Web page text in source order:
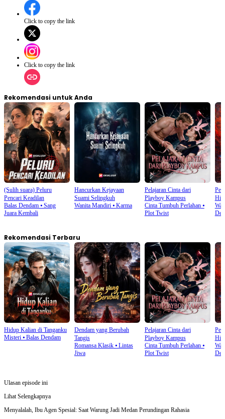
menculik putrinya dan mengancamnya. Angel sekarang harus menghadapi masa lalunya
dan melindungi Grace dari bahaya yang akan datang yang mengancam akan
menghancurkan hidup mereka. Episode 1:Jenderal Nadine mengunjungi Angel, agen
spesial yang sudah pensiun, untuk meminta bantuannya dalam situasi tidak aman di
perbatasan Tirad, tetapi Angel menolak dan hanya ingin hidup damai dengan
putrinya.Akankah Angel tetap bisa menghindari masa lalunya yang gelap?
Click to copy the link
Click to copy the link
Rekomendasi untuk Anda
(Sulih suara) Peluru
Pencari Keadilan
Balas Dendam ⦁ Sang
Juara Kembali
Hancurkan Kejayaan
Suami Selingkuh
Wanita Mandiri⦁ Karma
Pelajaran Cinta dari
Playboy Kampus
Cinta Tumbuh Perlahan⦁
Plot Twist
Rekomendasi Terbaru
Hidup Kalian di Tanganku
Misteri ⦁ Balas Dendam
Dendam yang Berubah
Tangis
Romansa Klasik⦁ Lintas
Jiwa
Pelajaran Cinta dari
Playboy Kampus
Cinta Tumbuh Perlahan⦁
Plot Twist
Ulasan episode ini
Lihat Selengkapnya
Menyalalah, Ibu Agen Spesial: Saat Warung Jadi Medan Perundingan Rahasia